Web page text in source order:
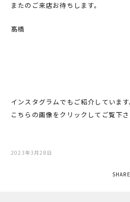
またのご来店お待ちします。
髙橋
インスタグラムでもご紹介しています
こちらの画像をクリックしてご覧下さ
2023年3月28日
SHARE